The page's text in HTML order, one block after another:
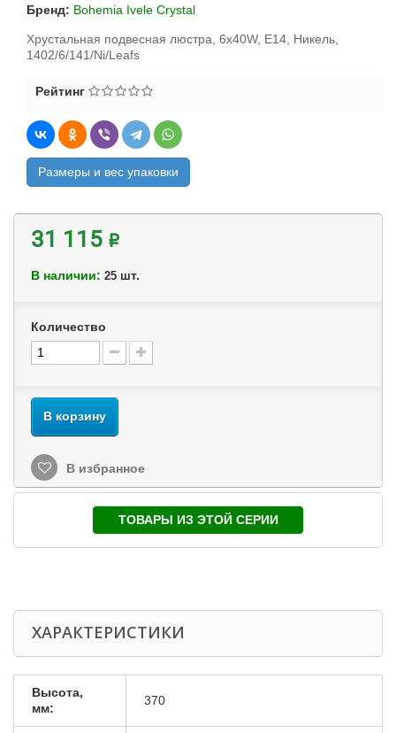
Бренд: Bohemia Ivele Crystal
Хрустальная подвесная люстра, 6x40W, E14, Никель,
1402/6/141/Ni/Leafs
Рейтинг
Размеры и вес упаковки
31 115 ₽
В наличии: 25 шт.
Количество
В корзину
В избранное
ТОВАРЫ ИЗ ЭТОЙ СЕРИИ
ХАРАКТЕРИСТИКИ
Высота,
мм:
370